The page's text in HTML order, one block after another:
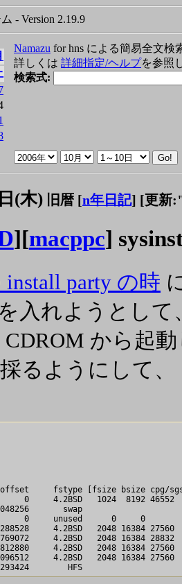
- Version 2.19.9
Namazu for hns による簡易全文検
詳しくは 詳細指定/ヘルプを参照
検索式:
(木) 旧暦 [n年日記] [更新
][macppc]
install party の時
入れようとし
から起
るようにして、
fstype [fsize bsize cpg/
0     4.2BSD   1024  8192
swap
0     unused      0     0
4.2BSD   2048 16384
4.2BSD   2048 16384
4.2BSD   2048 16384
4.2BSD   2048 16384